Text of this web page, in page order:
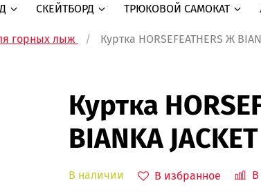
СКЕЙТБОРД ТРЮКОВОЙ САМОКАТ
горных лыж Куртка HORSEFEATHERS Ж
Куртка
BIANKA
В наличии В избранное В